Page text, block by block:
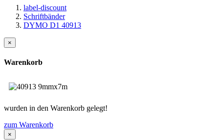
label-discount
Schriftbänder
DYMO D1 40913
×
Warenkorb
wurden in den Warenkorb gelegt!
zum Warenkorb
×